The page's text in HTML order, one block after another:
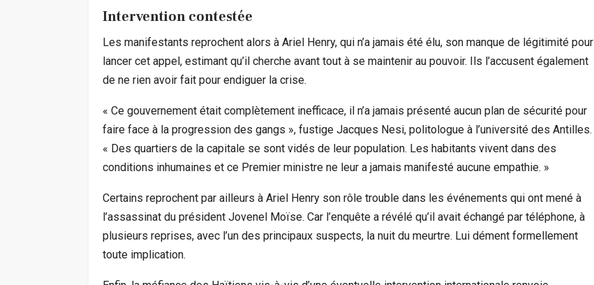
Intervention contestée
Les manifestants reprochent alors à Ariel Henry, qui n’a jamais été élu, son manque de légitimité pour
lancer cet appel, estimant qu’il cherche avant tout à se maintenir au pouvoir. Ils l’accusent également
de ne rien avoir fait pour endiguer la crise.
« Ce gouvernement était complètement inefficace, il n’a jamais présenté aucun plan de sécurité pour
faire face à la progression des gangs », fustige Jacques Nesi, politologue à l’université des Antilles.
« Des quartiers de la capitale se sont vidés de leur population. Les habitants vivent dans des
conditions inhumaines et ce Premier ministre ne leur a jamais manifesté aucune empathie. »
Certains reprochent par ailleurs à Ariel Henry son rôle trouble dans les événements qui ont mené à
l’assassinat du président Jovenel Moïse. Car l’enquête a révélé qu’il avait échangé par téléphone, à
plusieurs reprises, avec l’un des principaux suspects, la nuit du meurtre. Lui dément formellement
toute implication.